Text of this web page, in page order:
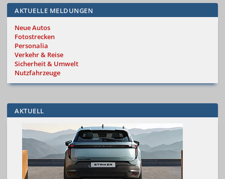
AKTUELLE MELDUNGEN
Neue Autos
Fotostrecken
Personalia
Verkehr & Reise
Sicherheit & Umwelt
Nutzfahrzeuge
AKTUELL